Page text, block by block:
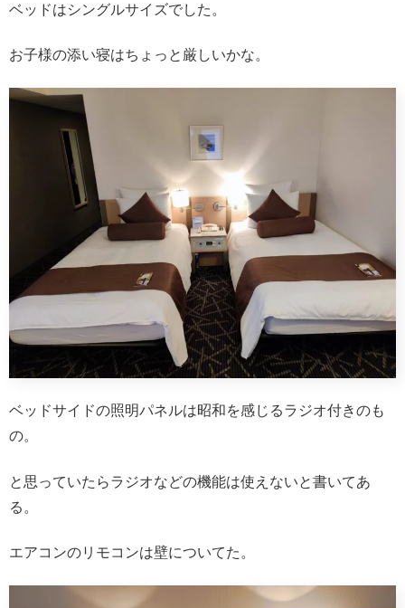
ベッドはシングルサイズでした。
お子様の添い寝はちょっと厳しいかな。
ベッドサイドの照明パネルは昭和を感じるラジオ付きのも
の。
と思っていたらラジオなどの機能は使えないと書いてあ
る。
エアコンのリモコンは壁についてた。